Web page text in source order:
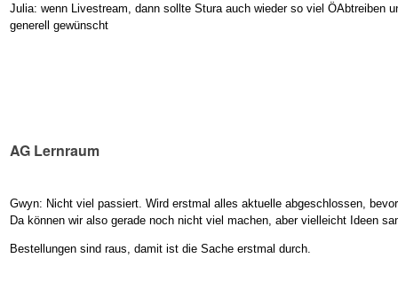
Julia: wenn Livestream, dann sollte Stura auch wieder so viel ÖAbtreiben
generell gewünscht
AG Lernraum
Gwyn: Nicht viel passiert. Wird erstmal alles aktuelle abgeschlossen,
Da können wir also gerade noch nicht viel machen, aber vielleicht Ideen
Bestellungen sind raus, damit ist die Sache erstmal durch.